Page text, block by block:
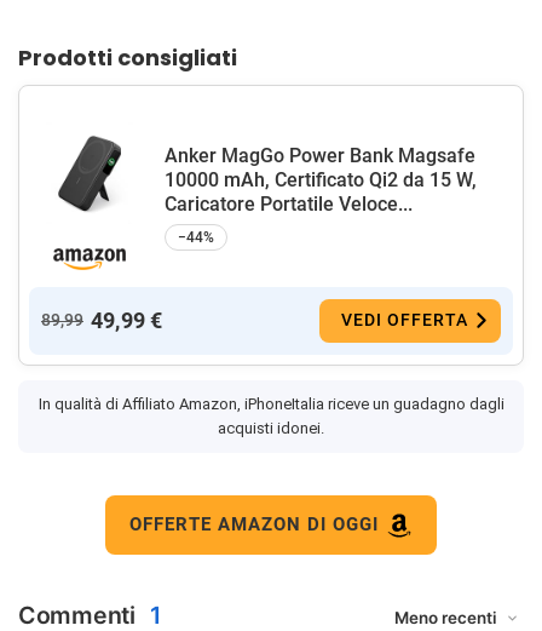
Prodotti consigliati
Anker MagGo Power Bank Magsafe
10000 mAh, Certificato Qi2 da 15 W,
Caricatore Portatile Veloce...
−44%
89,99 49,99 € VEDI OFFERTA
In qualità di Affiliato Amazon, iPhoneItalia riceve un guadagno dagli
acquisti idonei.
OFFERTE AMAZON DI OGGI
Commenti 1